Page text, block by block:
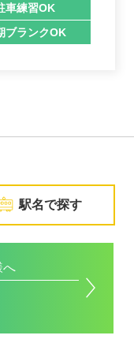
車練習OK
ブランクOK
駅名で探す
へ